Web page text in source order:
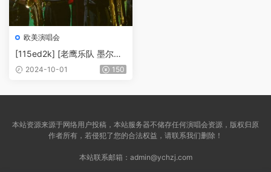
欧美演唱会
[115ed2k] [老鹰乐队 墨尔本
告别巡回演唱会][英简繁SUP
2024-10-01 150
本站资源来源于网络用户投稿，本站服务器不储存任何演唱会资源，版权归原
作者所有，若侵犯了您的合法权益，请联系我们删除！
本站联系邮箱： admin@ychzj.com